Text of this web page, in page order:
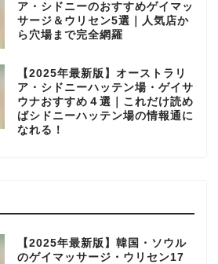
ア・シドニーのおすすめゲイマッ
サージ＆ウリセン5選｜人気店か
ら穴場まで完全網羅
【2025年最新版】オーストラリ
ア・シドニーハッテン場・ゲイサ
ウナおすすめ４選｜これだけ読め
ばシドニーハッテン場の情報通に
なれる！
【2025年最新版】韓国・ソウル
のゲイマッサージ・ウリセン17